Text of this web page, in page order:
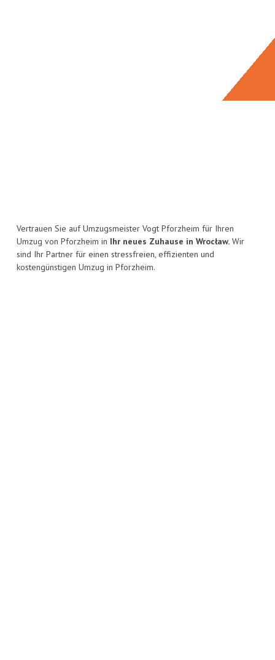
Vertrauen Sie auf Umzugsmeister Vogt Pforzheim für Ihren
Umzug von Pforzheim in Ihr neues Zuhause in Wrocław. Wir
sind Ihr Partner für einen stressfreien, effizienten und
kostengünstigen Umzug in Pforzheim.